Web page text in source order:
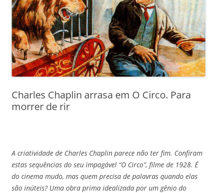
Charles Chaplin arrasa em O Circo. Para
morrer de rir
A criatividade de Charles Chaplin parece não ter fim. Confiram
estas sequências do seu impagável “O Circo”, filme de 1928. É
do cinema mudo, mas quem precisa de palavras quando elas
são inúteis? Uma obra prima idealizada por um gênio do